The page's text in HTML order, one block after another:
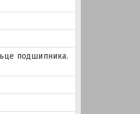
подшипника.